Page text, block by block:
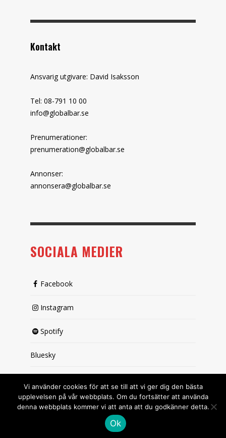
Kontakt
Ansvarig utgivare: David Isaksson
Tel: 08-791 10 00
info@globalbar.se
Prenumerationer:
prenumeration@globalbar.se
Annonser:
annonsera@globalbar.se
SOCIALA MEDIER
Facebook
Instagram
Spotify
Bluesky
Vi använder cookies för att se till att vi ger dig den bästa
upplevelsen på vår webbplats. Om du fortsätter att använda
denna webbplats kommer vi att anta att du godkänner detta.
Ok